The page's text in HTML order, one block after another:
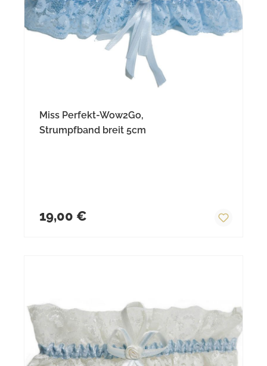
Miss Perfekt-Wow2Go,
Strumpfband breit 5cm
19,00 €